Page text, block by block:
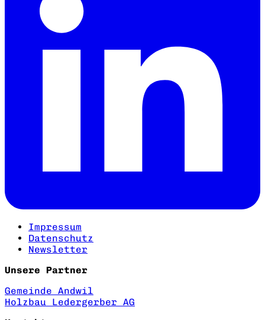
Impressum
Datenschutz
Newsletter
Unsere Partner
Gemeinde Andwil
Holzbau Ledergerber AG